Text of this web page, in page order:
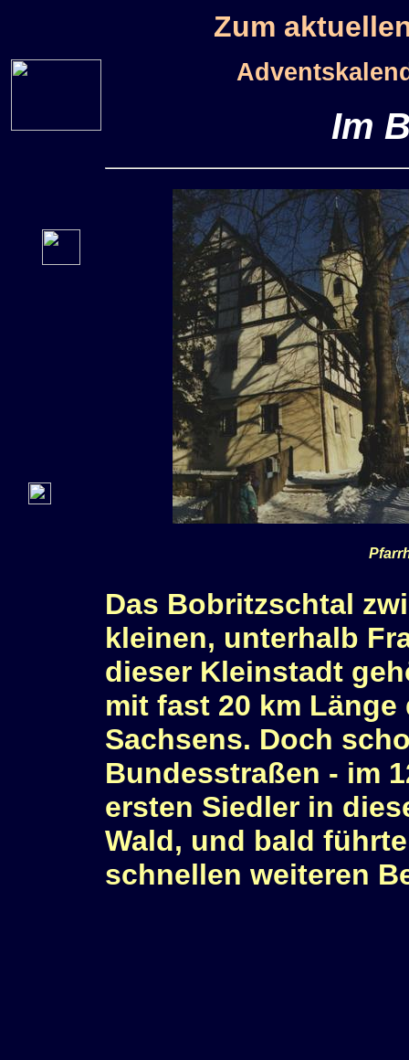
Zum
Im
Das Bobritzschtal
kleinen, unterhalb
dieser Kleinstadt
mit fast 20 km
Sachsens. Doch
Bundesstraßen - im
ersten Siedler in
Wald, und bald
schnellen weiteren